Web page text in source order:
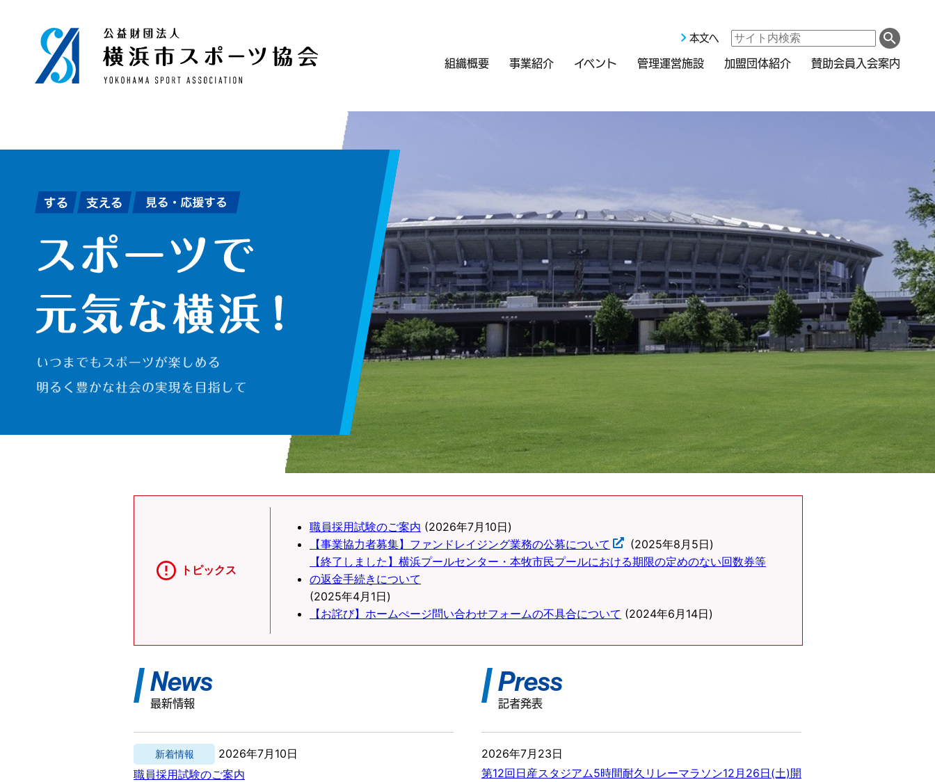
本文へ
組織概要 事業紹介 イベント 管理運営施設 加盟団体紹介 賛助会員入会案内
トピックス
職員採用試験のご案内 (2026年7月10日)
【事業協力者募集】ファンドレイジング業務の公募について
(2025年8月5日)
【終了しました】横浜プールセンター・本牧市民プールにおける期限の定めのない回数券等
の返金手続きについて
(2025年4月1日)
【お詫び】ホームぺージ問い合わせフォームの不具合について (2024年6月14日)
News
最新情報
新着情報
2026年7月10日
職員採用試験のご案内
Press
記者発表
2026年7月23日
第12回日産スタジアム5時間耐久リレーマラソン12月26日(土)開